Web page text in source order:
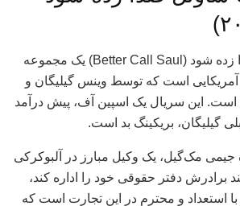
بهتر است ساوئل صدا زده شود (Better Call Saul) یک مجموعه
آمریکایی است که توسط وینس گیلیگان و
است. این سریال یک اسپین آف، پیش درآمد
گیلیگان، بریکینگ بد است.
جیمی مک‌گیل، یک وکیل مبارز در آلبوکرکی
برادرش دفتر حقوقی خود را اداره کند،
استعداد و محترم در این تجارت است که